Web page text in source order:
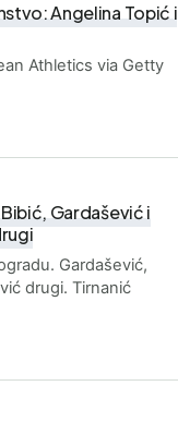
Angelina Topić i
Athletics via Getty
Gardašević i
Gardašević,
drugi. Tirnanić